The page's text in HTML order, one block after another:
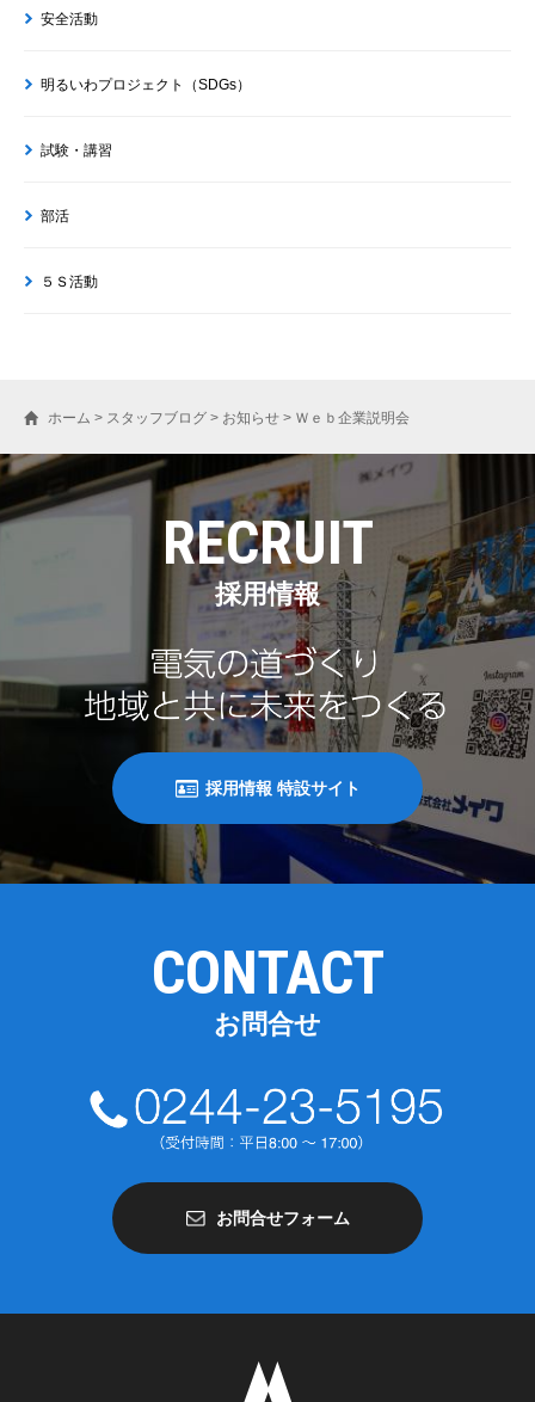
安全活動
明るいわプロジェクト（SDGs）
試験・講習
部活
５Ｓ活動
ホーム > スタッフブログ > お知らせ > Ｗｅｂ企業説明会
RECRUIT
採用情報
採用情報 特設サイト
CONTACT
お問合せ
お問合せフォーム